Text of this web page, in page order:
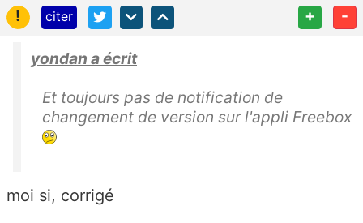
!
citer + -
yondan a écrit
Et toujours pas de notification de
changement de version sur l'appli Freebox
moi si, corrigé